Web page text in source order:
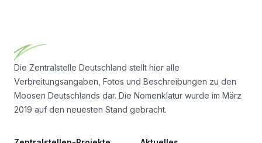
Die Zentralstelle Deutschland stellt hier alle
Verbreitungsangaben, Fotos und Beschreibungen zu den
Moosen Deutschlands dar. Die Nomenklatur wurde im März
2019 auf den neuesten Stand gebracht.